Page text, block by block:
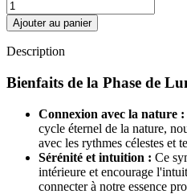
Ajouter au panier
Description
Bienfaits de la Phase de
Connexion avec la nature :
cycle éternel de la nature,
avec les rythmes célestes et
Sérénité et intuition : Ce
intérieure et encourage
connecter à notre essence